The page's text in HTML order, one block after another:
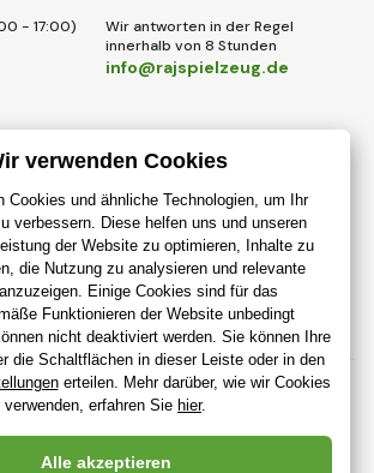
- 17:00)
Wir antworten in der Regel
innerhalb von 8 Stunden
info@rajspielzeug.de
Alle Rechte vorbehalten
geschützt und es gelten